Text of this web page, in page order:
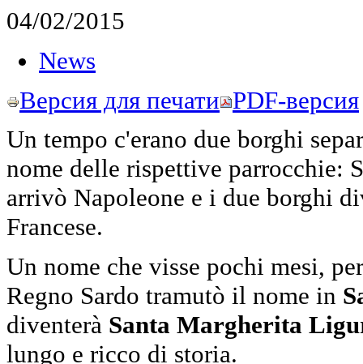
04/02/2015
News
Версия для печати PDF-версия
Un tempo c'erano due borghi
nome delle rispettive parrocchie:
arrivò Napoleone e i due borghi
Francese.
Un nome che visse pochi mesi,
Regno Sardo tramutò il nome in
diventerà Santa Margherita
lungo e ricco di storia.